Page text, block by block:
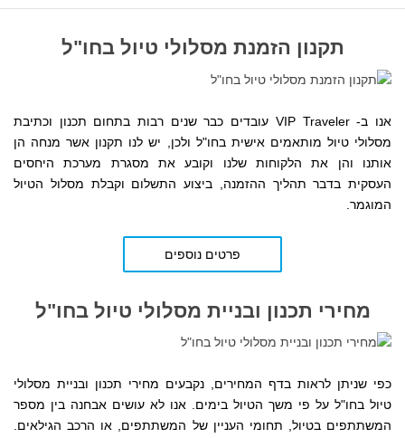
תקנון הזמנת מסלולי טיול בחו"ל
אנו ב- VIP Traveler עובדים כבר שנים רבות בתחום תכנון וכתיבת
מסלולי טיול מותאמים אישית בחו"ל ולכן, יש לנו תקנון אשר מנחה הן
אותנו והן את הלקוחות שלנו וקובע את מסגרת מערכת היחסים
העסקית בדבר תהליך ההזמנה, ביצוע התשלום וקבלת מסלול הטיול
המוגמר.
פרטים נוספים
מחירי תכנון ובניית מסלולי טיול בחו"ל
כפי שניתן לראות בדף המחירים, נקבעים מחירי תכנון ובניית מסלולי
טיול בחו"ל על פי משך הטיול בימים. אנו לא עושים אבחנה בין מספר
המשתתפים בטיול, תחומי העניין של המשתתפים, או הרכב הגילאים.